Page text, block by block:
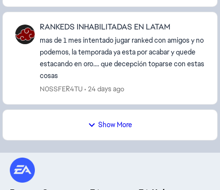
RANKEDS INHABILITADAS EN LATAM
mas de 1 mes intentado jugar ranked con amigos y no
podemos, la temporada ya esta por acabar y quede
estacando en oro.... que decepción toparse con estas
cosas
N0SSFER4TU
24 days ago
Show More